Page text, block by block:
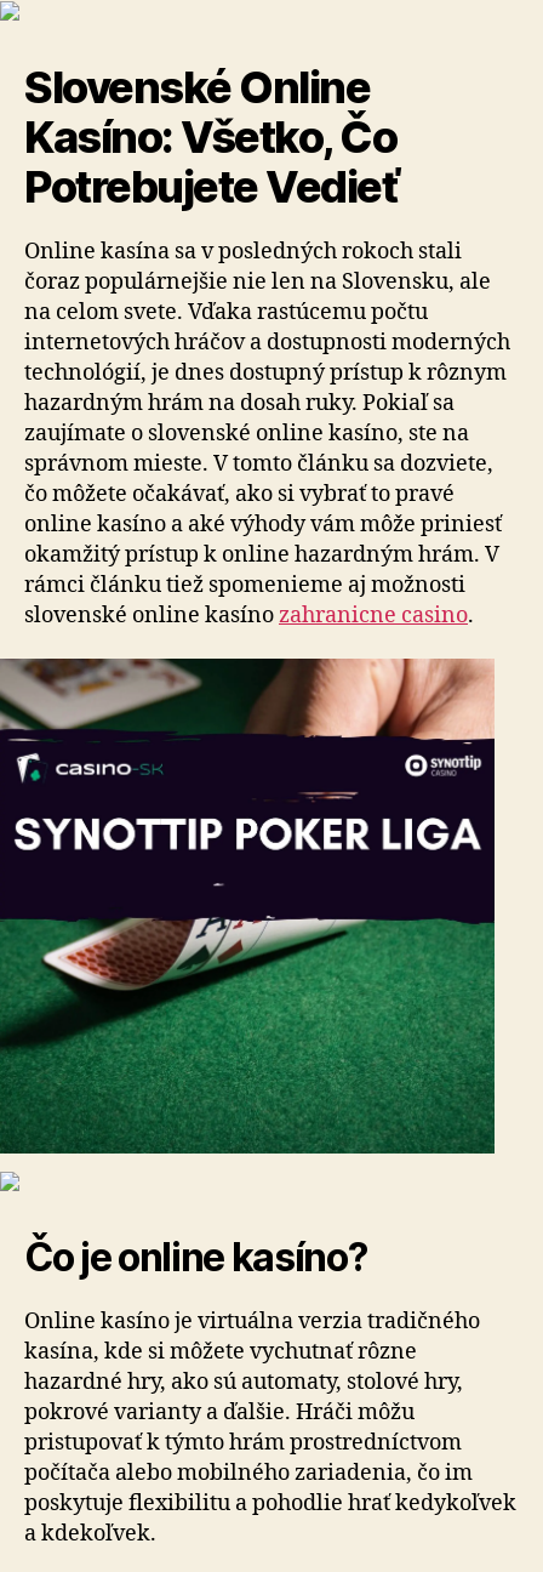
Slovenské Online
Kasíno: Všetko, Čo
Potrebujete Vedieť
Online kasína sa v posledných rokoch stali
čoraz populárnejšie nie len na Slovensku, ale
na celom svete. Vďaka rastúcemu počtu
internetových hráčov a dostupnosti moderných
technológií, je dnes dostupný prístup k rôznym
hazardným hrám na dosah ruky. Pokiaľ sa
zaujímate o slovenské online kasíno, ste na
správnom mieste. V tomto článku sa dozviete,
čo môžete očakávať, ako si vybrať to pravé
online kasíno a aké výhody vám môže priniesť
okamžitý prístup k online hazardným hrám. V
rámci článku tiež spomenieme aj možnosti
slovenské online kasínozahranicne casino.
Čo je online kasíno?
Online kasíno je virtuálna verzia tradičného
kasína, kde si môžete vychutnať rôzne
hazardné hry, ako sú automaty, stolové hry,
pokrové varianty a ďalšie. Hráči môžu
pristupovať k týmto hrám prostredníctvom
počítača alebo mobilného zariadenia, čo im
poskytuje flexibilitu a pohodlie hrať kedykoľvek
a kdekoľvek.